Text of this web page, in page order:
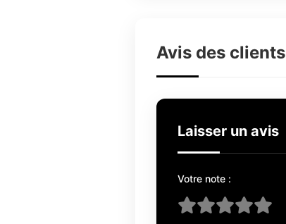
Avis des clients
Laisser un avis
Votre note :